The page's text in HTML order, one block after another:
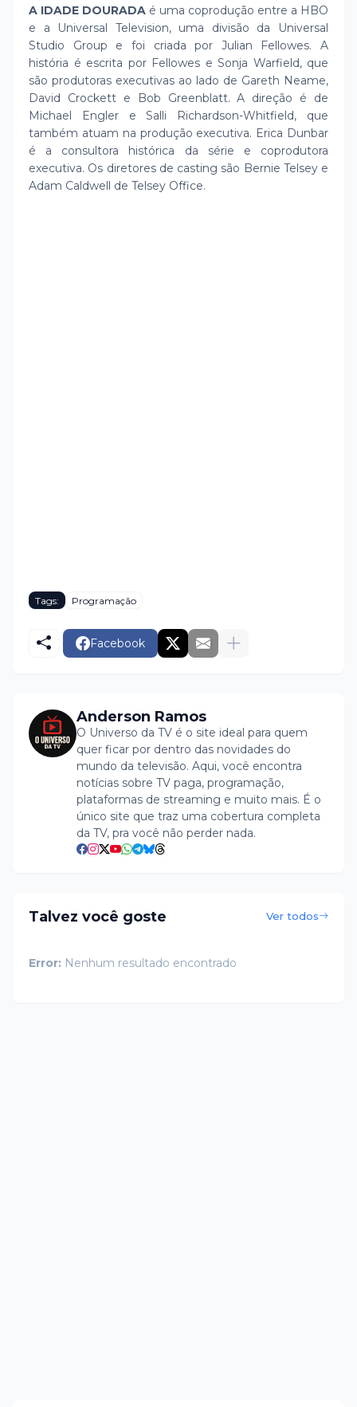
A IDADE DOURADA é uma coprodução entre a HBO
e a Universal Television, uma divisão da Universal
Studio Group e foi criada por Julian Fellowes. A
história é escrita por Fellowes e Sonja Warfield, que
são produtoras executivas ao lado de Gareth Neame,
David Crockett e Bob Greenblatt. A direção é de
Michael Engler e Salli Richardson-Whitfield, que
também atuam na produção executiva. Erica Dunbar
é a consultora histórica da série e coprodutora
executiva. Os diretores de casting são Bernie Telsey e
Adam Caldwell de Telsey Office.
Tags: Programação
Facebook
Anderson Ramos
O Universo da TV é o site ideal para quem
quer ficar por dentro das novidades do
mundo da televisão. Aqui, você encontra
notícias sobre TV paga, programação,
plataformas de streaming e muito mais. É o
único site que traz uma cobertura completa
da TV, pra você não perder nada.
Talvez você goste Ver todos
Error: Nenhum resultado encontrado